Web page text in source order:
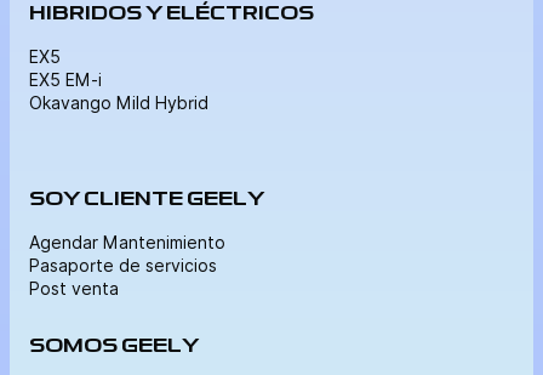
HIBRIDOS Y ELÉCTRICOS
EX5
EX5 EM-i
Okavango Mild Hybrid
SOY CLIENTE GEELY
Agendar Mantenimiento
Pasaporte de servicios
Post venta
SOMOS GEELY